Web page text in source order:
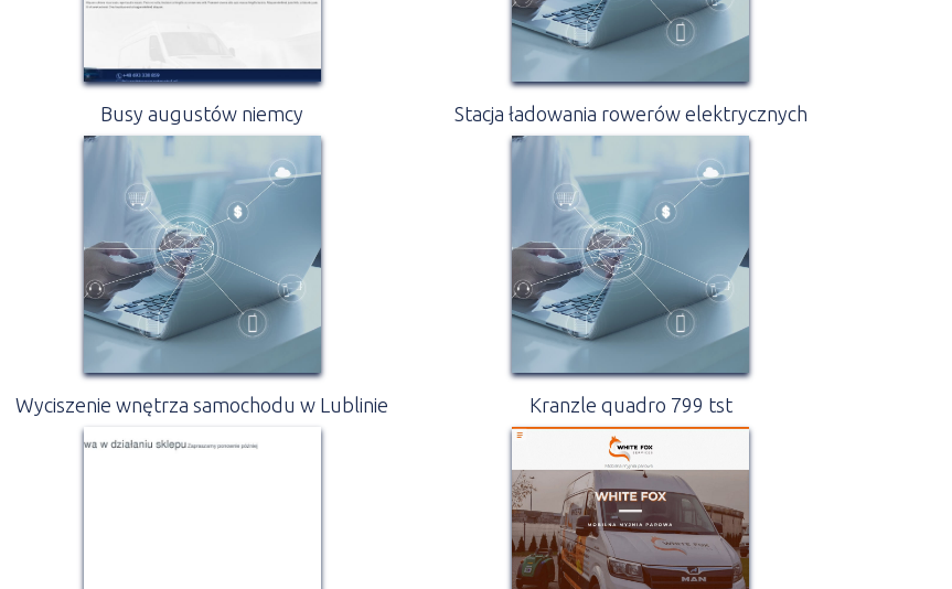
Busy augustów niemcy Stacja ładowania rowerów elektrycznych
Wyciszenie wnętrza samochodu w Lublinie Kranzle quadro 799 tst